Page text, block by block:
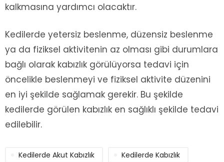
kalkmasına yardımcı olacaktır.
Kedilerde yetersiz beslenme, düzensiz beslenme
ya da fiziksel aktivitenin az olması gibi durumlara
bağlı olarak kabızlık görülüyorsa tedavi için
öncelikle beslenmeyi ve fiziksel aktivite düzenini
en iyi şekilde sağlamak gerekir. Bu şekilde
kedilerde görülen kabızlık en sağlıklı şekilde tedavi
edilebilir.
Kedilerde Akut Kabızlık Kedilerde Kabızlık